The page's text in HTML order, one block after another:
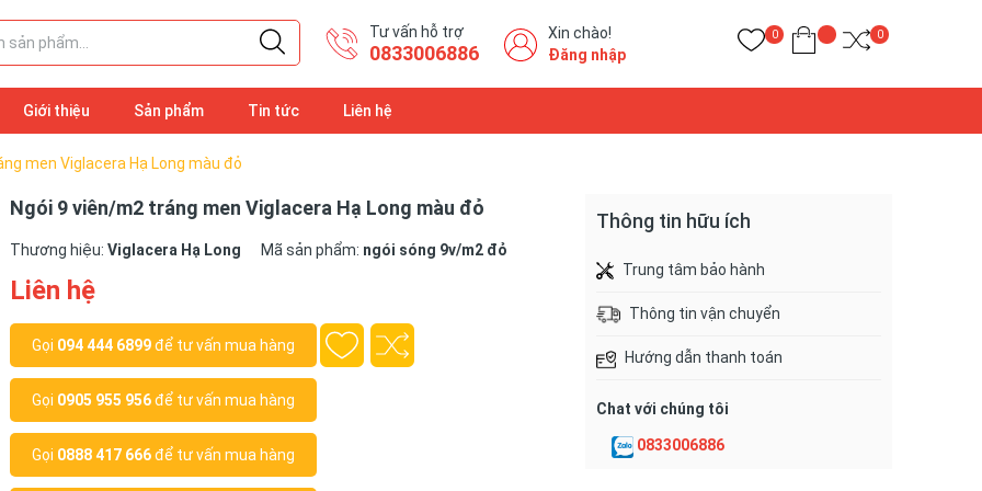
Tư vấn hỗ trợ
​0833006886
Xin chào!
Đăng nhập
0 0
Giới thiệu Sản phẩm Tin tức Liên hệ
men Viglacera Hạ Long màu đỏ
Ngói 9 viên/m2 tráng men Viglacera Hạ Long màu đỏ
Thương hiệu: Viglacera Hạ Long Mã sản phẩm: ngói sóng 9v/m2 đỏ
Liên hệ
Gọi 094 444 6899để tư vấn mua hàng
Gọi 0905 955 956để tư vấn mua hàng
Gọi 0888 417 666để tư vấn mua hàng
Thông tin hữu ích
Trung tâm bảo hành
Thông tin vận chuyển
Hướng dẫn thanh toán
Chat với chúng tôi
0833006886